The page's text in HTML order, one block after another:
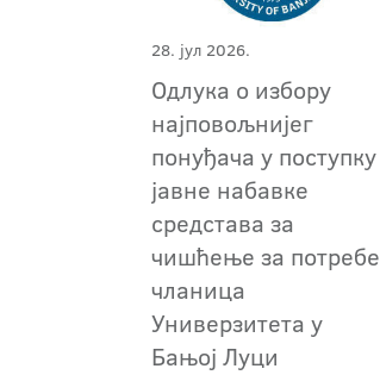
28. јул 2026.
Oдлука о избору
најповољнијег
понуђача у поступку
јавне набавке
средстава за
чишћење за потребе
чланица
Универзитета у
Бањој Луци